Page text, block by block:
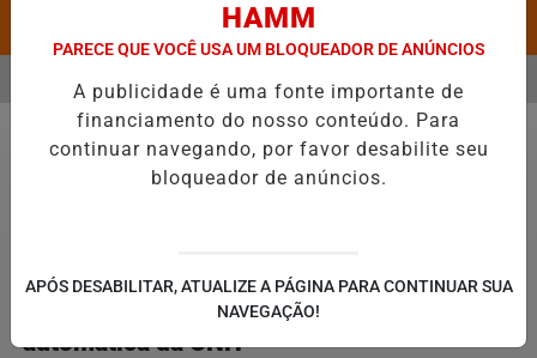
Pesquisar Notícia
É CONFIRMADA NO DIA DO EVANGÉLICO EM JEQUIÉ E REFORÇA
EM ALTA
MENU
Política
Lula sanciona lei que garante renovação
automática da CNH
HAMM
PARECE QUE VOCÊ USA UM BLOQUEADOR DE ANÚNCIOS
A publicidade é uma fonte importante de
financiamento do nosso conteúdo. Para
continuar navegando, por favor desabilite seu
bloqueador de anúncios.
APÓS DESABILITAR, ATUALIZE A PÁGINA PARA CONTINUAR SUA
NAVEGAÇÃO!